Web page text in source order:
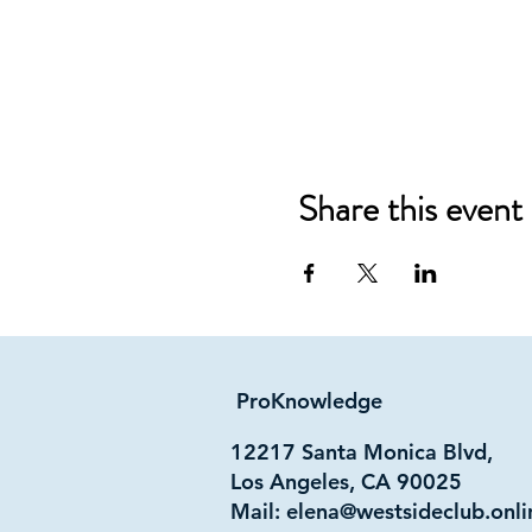
Share this event
12217 Santa Monica Blvd,
Los Angeles, CA 90025
Mail:
ProKnowledge